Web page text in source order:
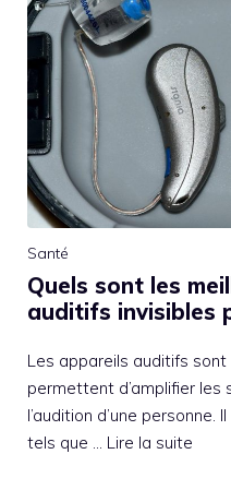
Santé
Quels sont les
auditifs invisibles
Les appareils auditifs
permettent d’amplifier
l’audition d’une
tels que … Lire la suite